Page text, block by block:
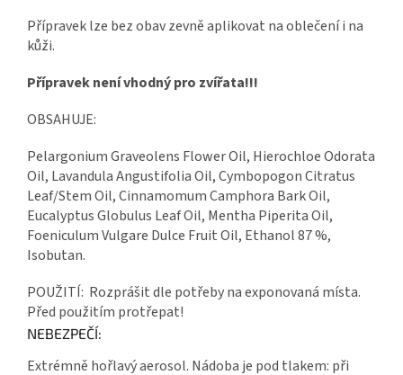
Přípravek lze bez obav zevně aplikovat na oblečení i na
kůži.
Přípravek není vhodný pro zvířata!!!
OBSAHUJE:
Pelargonium Graveolens Flower Oil, Hierochloe Odorata
Oil, Lavandula Angustifolia Oil, Cymbopogon Citratus
Leaf/Stem Oil, Cinnamomum Camphora Bark Oil,
Eucalyptus Globulus Leaf Oil, Mentha Piperita Oil,
Foeniculum Vulgare Dulce Fruit Oil, Ethanol 87 %,
Isobutan.
POUŽITÍ: Rozprášit dle potřeby na exponovaná místa.
Před použitím protřepat!
NEBEZPEČÍ:
Extrémně hořlavý aerosol. Nádoba je pod tlakem: při